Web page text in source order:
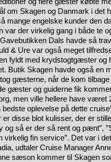
om Skagen og Danmark i det
mange engelske kunder den
var der virkelig gang i både te
Dals havde så
& Ure var også meget
fyldt med krydstogtgæster og
Butik Skagen havde også en
gæsterne, når de kom
gæster og guiderne fik
men ville hellere have været
oplevelse på dette
disse blot kulisser, der er
og så er der så rent og pænt”,
fin service”. Det var i
udtaler Cruise Manager
sæson kommer til Skagen